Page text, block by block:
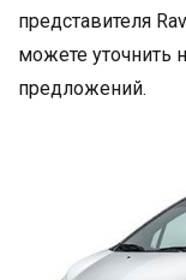
представителя
можете уточнить
предложений.